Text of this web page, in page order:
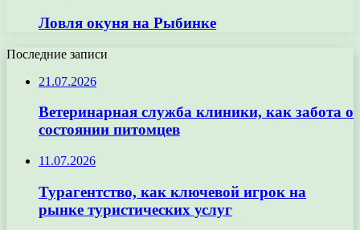
Ловля окуня на Рыбинке
Последние записи
21.07.2026
Ветеринарная служба клиники, как забота о
состоянии питомцев
11.07.2026
Турагентство, как ключевой игрок на
рынке туристических услуг